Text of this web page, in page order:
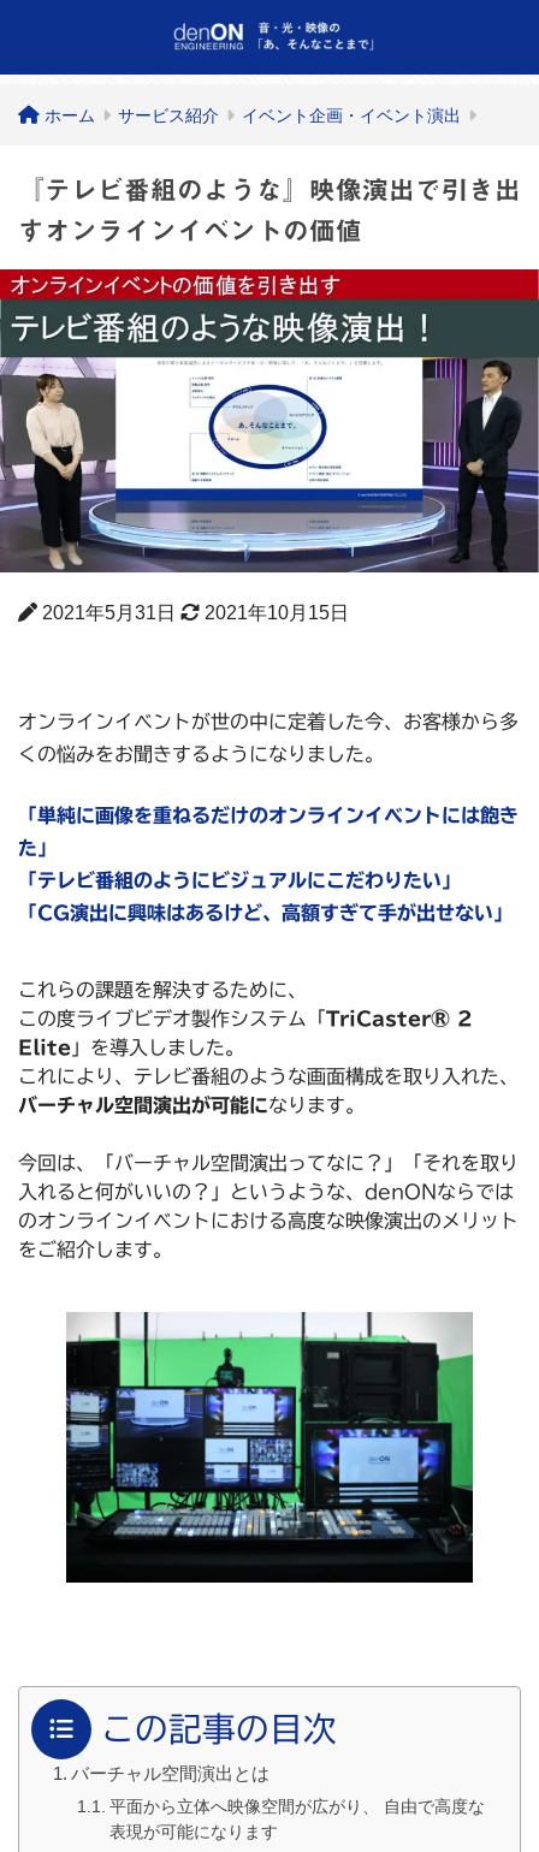
ホーム サービス紹介 イベント企画・イベント演出
『テレビ番組のような』映像演出で引き出
すオンラインイベントの価値
2021年5月31日 2021年10月15日
オンラインイベントが世の中に定着した今、お客様から多
くの悩みをお聞きするようになりました。
「単純に画像を重ねるだけのオンラインイベントには飽き
た」
「テレビ番組のようにビジュアルにこだわりたい」
「CG演出に興味はあるけど、高額すぎて手が出せない」
これらの課題を解決するために、
この度ライブビデオ製作システム「TriCaster® 2
Elite 」を導入しました。
これにより、テレビ番組のような画面構成を取り入れた、
バーチャル空間演出が可能になります。
今回は、「バーチャル空間演出ってなに？」「それを取り
入れると何がいいの？」というような、denONならでは
のオンラインイベントにおける高度な映像演出のメリット
をご紹介します。
この記事の目次
バーチャル空間演出とは
平面から立体へ映像空間が広がり、 自由で高度な
表現が可能になります